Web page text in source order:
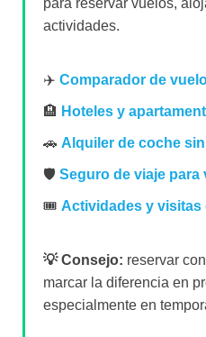
actividades.
✈️ Comparador de
🏨 Hoteles y
🚗 Alquiler de coche
🛡️ Seguro de viaje para
🎟️ Actividades y visitas
💡 Consejo: reservar
marcar la diferencia en
especialmente en